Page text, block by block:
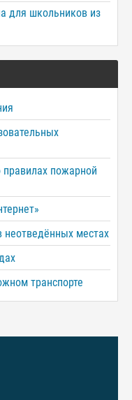
для школьников из
пожарной
неотведённых местах
транспорте